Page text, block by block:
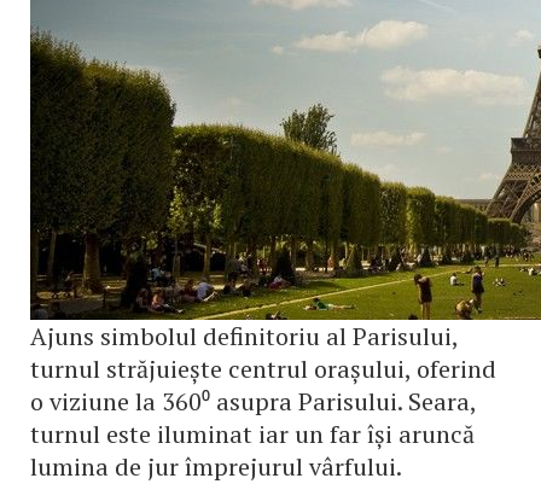
Ajuns simbolul definitoriu al Parisului,
turnul străjuiește centrul orașului, oferind
o viziune la 360⁰ asupra Parisului. Seara,
turnul este iluminat iar un far își aruncă
lumina de jur împrejurul vârfului.